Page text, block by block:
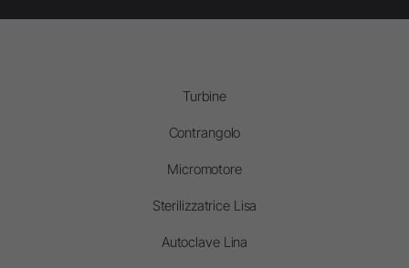
Turbine
Contrangolo
Micromotore
Sterilizzatrice Lisa
Autoclave Lina